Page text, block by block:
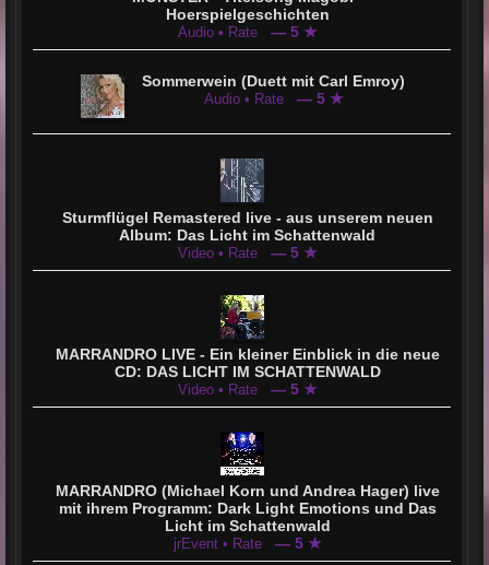
https://www.facebook.com/profile.php?id=100010112715900
https://www.facebook.com/AndreaHagerDarkLightEmotion
Andrea Hager FRC ALL MUSIC:https://frc-all-music.com/andrea-hager/audio
https://www.instagram.com/marrandromusic/?hl=de
https://twitter.com/marrandro_ma?lang=de
https://t1p.de/mhx7
MARRANDRO: Facebook:https://www.facebook.com/Marrandro/
Hoerspielgeschichten
Audio • Rate — 5 ★
Sommerwein (Duett mit Carl Emroy)
Audio • Rate — 5 ★
Sturmflügel Remastered live - aus unserem neuen
Album: Das Licht im Schattenwald
Video • Rate — 5 ★
MARRANDRO LIVE - Ein kleiner Einblick in die neue
CD: DAS LICHT IM SCHATTENWALD
Video • Rate — 5 ★
MARRANDRO (Michael Korn und Andrea Hager) live
mit ihrem Programm: Dark Light Emotions und Das
Licht im Schattenwald
jrEvent • Rate — 5 ★